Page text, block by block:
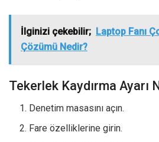
İlginizi çekebilir; Laptop Fanı
Çözümü Nedir?
Tekerlek Kaydırma Ayarı
Denetim masasını açın.
Fare özelliklerine girin.